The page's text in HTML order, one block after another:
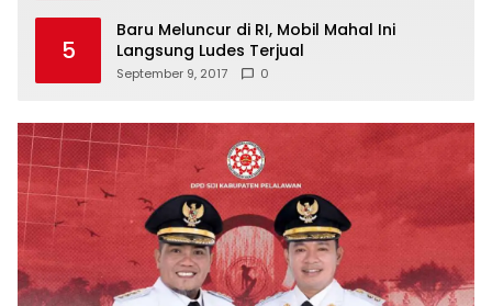
5
Baru Meluncur di RI, Mobil Mahal Ini
Langsung Ludes Terjual
September 9, 2017 0